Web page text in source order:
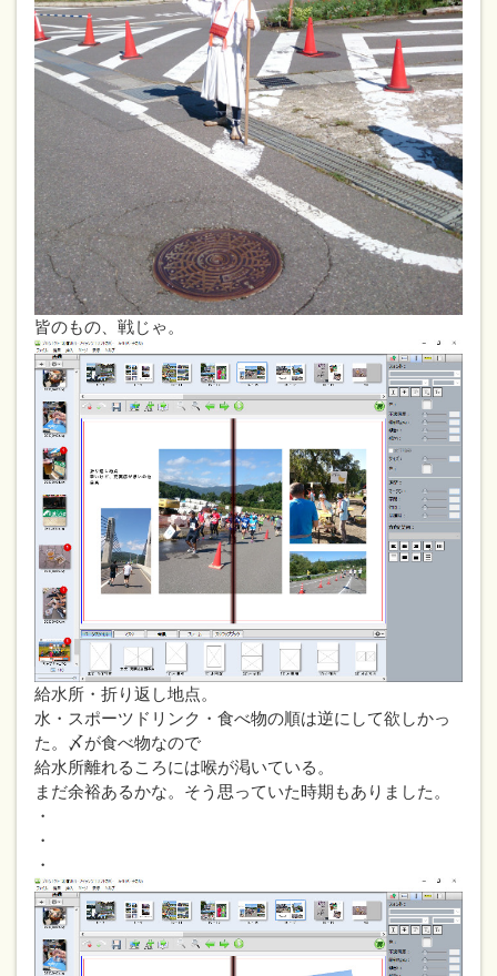
皆のもの、戦じゃ。
給水所・折り返し地点。
水・スポーツドリンク・食べ物の順は逆にして欲しかっ
た。〆が食べ物なので
給水所離れるころには喉が渇いている。
まだ余裕あるかな。そう思っていた時期もありました。
・
・
・